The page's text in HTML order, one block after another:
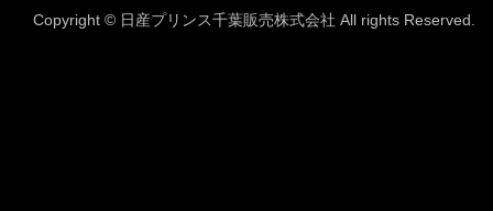
Copyright © 日産プリンス千葉販売株式会社 All rights Reserved.